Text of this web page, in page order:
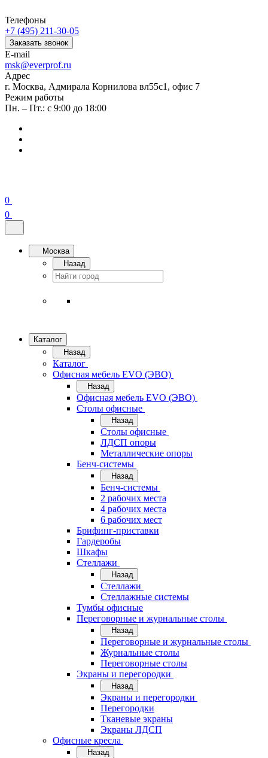
Телефоны
+7 (495) 211-30-05
Заказать звонок
E-mail
msk@everprof.ru
Адрес
г. Москва, Адмирала Корнилова вл55с1, офис 7
Режим работы
Пн. – Пт.: с 9:00 до 18:00
0
0
Москва
Назад
Каталог
Назад
Каталог
Офисная мебель EVO (ЭВО)
Назад
Офисная мебель EVO (ЭВО)
Cтолы офисные
Назад
Cтолы офисные
ЛДСП опоры
Металлические опоры
Бенч-системы
Назад
Бенч-системы
2 рабочих места
4 рабочих места
6 рабочих мест
Брифинг-приставки
Гардеробы
Шкафы
Стеллажи
Назад
Стеллажи
Стеллажные системы
Тумбы офисные
Переговорные и журнальные столы
Назад
Переговорные и журнальные столы
Журнальные столы
Переговорные столы
Экраны и перегородки
Назад
Экраны и перегородки
Перегородки
Тканевые экраны
Экраны ЛДСП
Офисные кресла
Назад